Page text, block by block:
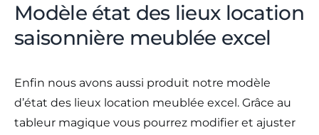
Modèle état des lieux location
saisonnière meublée excel
Enfin nous avons aussi produit notre modèle
d’état des lieux location meublée excel. Grâce au
tableur magique vous pourrez modifier et ajuster